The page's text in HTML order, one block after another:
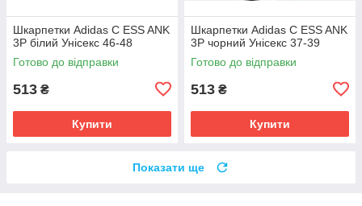
Шкарпетки Adidas C ESS ANK
3P білий Унісекс 46-48
Готово до відправки
513 ₴
Купити
Шкарпетки Adidas C ESS ANK
3P чорний Унісекс 37-39
Готово до відправки
513 ₴
Купити
Показати ще